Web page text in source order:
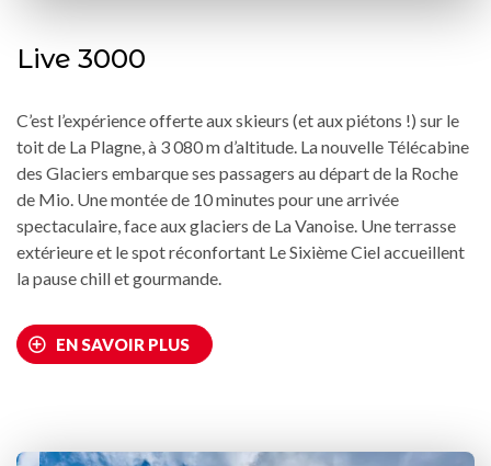
Live 3000
C’est l’expérience offerte aux skieurs (et aux piétons !) sur le
toit de La Plagne, à 3 080 m d’altitude. La nouvelle Télécabine
des Glaciers embarque ses passagers au départ de la Roche
de Mio. Une montée de 10 minutes pour une arrivée
spectaculaire, face aux glaciers de La Vanoise. Une terrasse
extérieure et le spot réconfortant Le Sixième Ciel accueillent
la pause chill et gourmande.
EN SAVOIR PLUS